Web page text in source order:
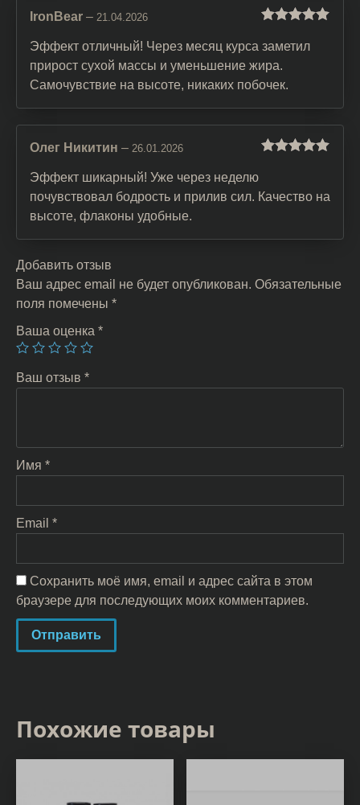
5
IronBear – 21.04.2026
Эффект отличный! Через месяц курса заметил
прирост сухой массы и уменьшение жира.
Самочувствие на высоте, никаких побочек.
Олег Никитин – 26.01.2026
Эффект шикарный! Уже через неделю
почувствовал бодрость и прилив сил. Качество на
высоте, флаконы удобные.
Добавить отзыв
Ваш адрес email не будет опубликован. Обязательные
поля помечены *
Ваша оценка *
Ваш отзыв *
Имя *
Email *
Сохранить моё имя, email и адрес сайта в этом
браузере для последующих моих комментариев.
Похожие товары